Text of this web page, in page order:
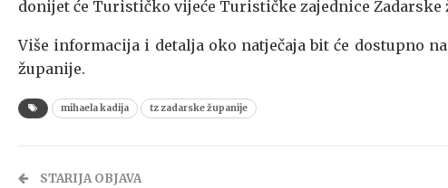
donijet će Turističko vijeće Turističke zajednice Zadarske
Više informacija i detalja oko natječaja bit će dostupno
županije.
mihaela kadija tz zadarske županije
STARIJA OBJAVA